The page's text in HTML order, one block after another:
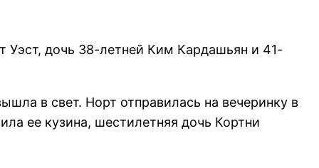
Уэст, дочь 38-летней Ким Кардашьян и 41-
в свет. Норт отправилась на вечеринку в
ее кузина, шестилетняя дочь Кортни